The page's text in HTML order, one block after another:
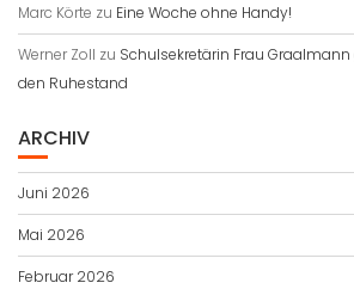
Marc Körte zu Eine Woche ohne Handy!
Werner Zoll zu Schulsekretärin Frau
den Ruhestand
ARCHIV
Juni 2026
Mai 2026
Februar 2026